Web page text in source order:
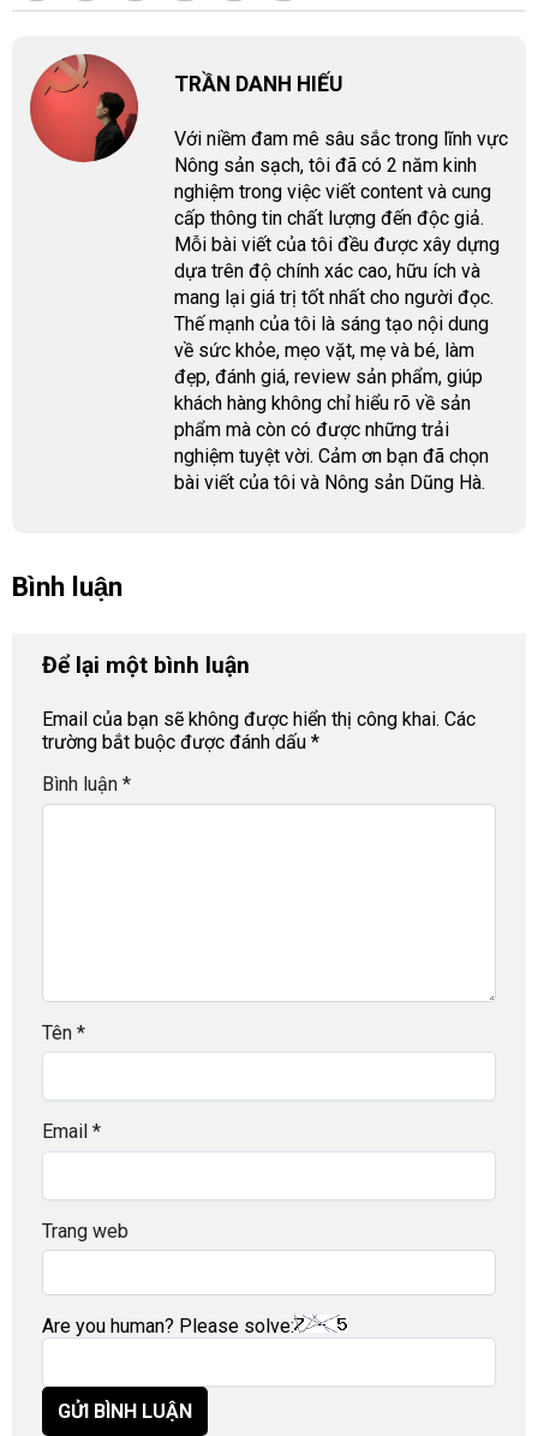
TRẦN DANH HIẾU
Với niềm đam mê sâu sắc trong lĩnh vực
Nông sản sạch, tôi đã có 2 năm kinh
nghiệm trong việc viết content và cung
cấp thông tin chất lượng đến độc giả.
Mỗi bài viết của tôi đều được xây dựng
dựa trên độ chính xác cao, hữu ích và
mang lại giá trị tốt nhất cho người đọc.
Thế mạnh của tôi là sáng tạo nội dung
về sức khỏe, mẹo vặt, mẹ và bé, làm
đẹp, đánh giá, review sản phẩm, giúp
khách hàng không chỉ hiểu rõ về sản
phẩm mà còn có được những trải
nghiệm tuyệt vời. Cảm ơn bạn đã chọn
bài viết của tôi và Nông sản Dũng Hà.
Bình luận
Để lại một bình luận
Email của bạn sẽ không được hiển thị công khai. Các
trường bắt buộc được đánh dấu *
Bình luận *
Tên *
Email *
Trang web
Are you human? Please solve: